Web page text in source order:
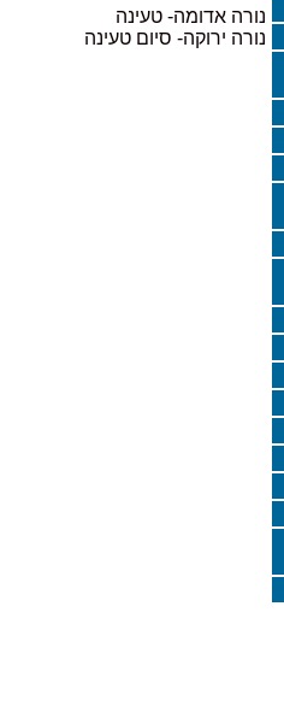
נורה אדומה- טעינה
נורה ירוקה- סיום טעינה